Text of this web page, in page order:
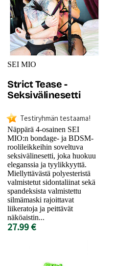
SEI MIO
Strict Tease -
Seksivälinesetti
Testiryhmän testaama!
Näppärä 4-osainen SEI
MIO:n bondage- ja BDSM-
roolileikkeihin soveltuva
seksivälinesetti, joka huokuu
eleganssia ja tyylikkyyttä.
Miellyttävästä polyesteristä
valmistetut sidontaliinat sekä
spandeksista valmistettu
silmämaski rajoittavat
liikeratoja ja peittävät
näköaistin...
27.99 €